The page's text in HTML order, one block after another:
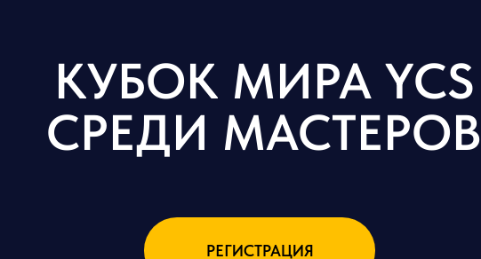
КУБОК МИРА YCS
СРЕДИ МАСТЕРОВ
РЕГИСТРАЦИЯ